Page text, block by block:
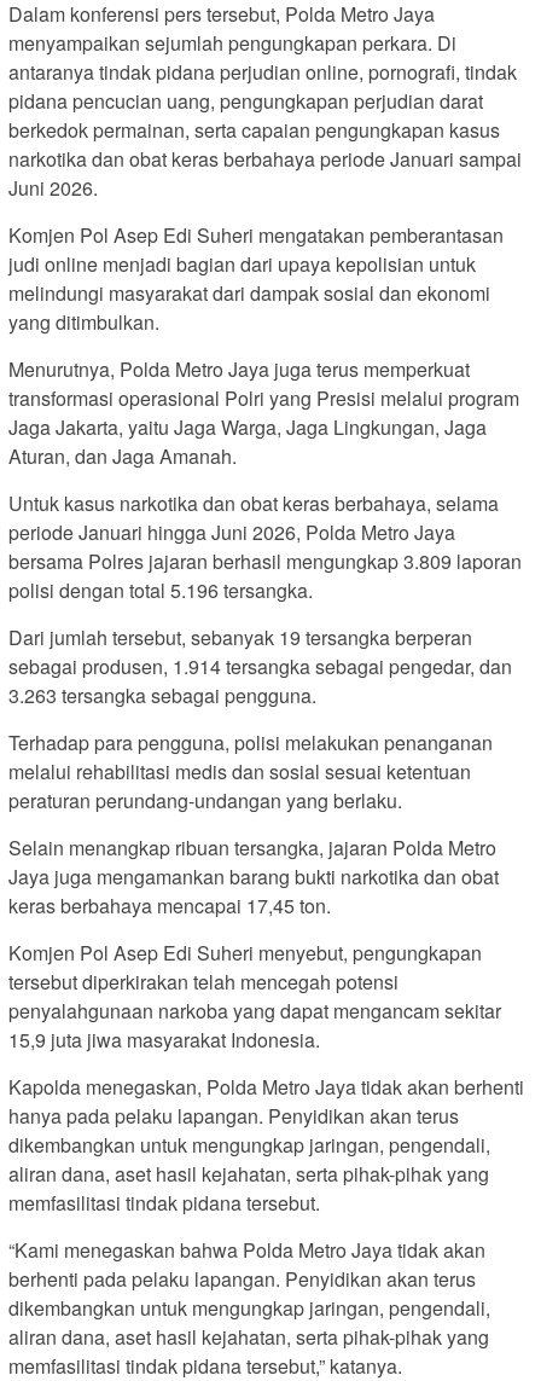
Dalam konferensi pers tersebut, Polda Metro Jaya
menyampaikan sejumlah pengungkapan perkara. Di
antaranya tindak pidana perjudian online, pornografi, tindak
pidana pencucian uang, pengungkapan perjudian darat
berkedok permainan, serta capaian pengungkapan kasus
narkotika dan obat keras berbahaya periode Januari sampai
Juni 2026.
Komjen Pol Asep Edi Suheri mengatakan pemberantasan
judi online menjadi bagian dari upaya kepolisian untuk
melindungi masyarakat dari dampak sosial dan ekonomi
yang ditimbulkan.
Menurutnya, Polda Metro Jaya juga terus memperkuat
transformasi operasional Polri yang Presisi melalui program
Jaga Jakarta, yaitu Jaga Warga, Jaga Lingkungan, Jaga
Aturan, dan Jaga Amanah.
Untuk kasus narkotika dan obat keras berbahaya, selama
periode Januari hingga Juni 2026, Polda Metro Jaya
bersama Polres jajaran berhasil mengungkap 3.809 laporan
polisi dengan total 5.196 tersangka.
Dari jumlah tersebut, sebanyak 19 tersangka berperan
sebagai produsen, 1.914 tersangka sebagai pengedar, dan
3.263 tersangka sebagai pengguna.
Terhadap para pengguna, polisi melakukan penanganan
melalui rehabilitasi medis dan sosial sesuai ketentuan
peraturan perundang-undangan yang berlaku.
Selain menangkap ribuan tersangka, jajaran Polda Metro
Jaya juga mengamankan barang bukti narkotika dan obat
keras berbahaya mencapai 17,45 ton.
Komjen Pol Asep Edi Suheri menyebut, pengungkapan
tersebut diperkirakan telah mencegah potensi
penyalahgunaan narkoba yang dapat mengancam sekitar
15,9 juta jiwa masyarakat Indonesia.
Kapolda menegaskan, Polda Metro Jaya tidak akan berhenti
hanya pada pelaku lapangan. Penyidikan akan terus
dikembangkan untuk mengungkap jaringan, pengendali,
aliran dana, aset hasil kejahatan, serta pihak-pihak yang
memfasilitasi tindak pidana tersebut.
“Kami menegaskan bahwa Polda Metro Jaya tidak akan
berhenti pada pelaku lapangan. Penyidikan akan terus
dikembangkan untuk mengungkap jaringan, pengendali,
aliran dana, aset hasil kejahatan, serta pihak-pihak yang
memfasilitasi tindak pidana tersebut,” katanya.